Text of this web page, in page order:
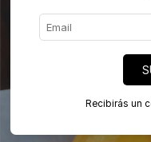
Recibirás un